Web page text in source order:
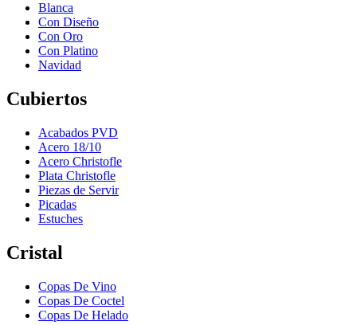
Blanca
Con Diseño
Con Oro
Con Platino
Navidad
Cubiertos
Acabados PVD
Acero 18/10
Acero Christofle
Plata Christofle
Piezas de Servir
Picadas
Estuches
Cristal
Copas De Vino
Copas De Coctel
Copas De Helado